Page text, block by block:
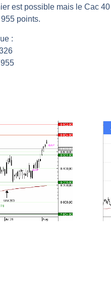
explosent en même temps
qui ralentit | Antoine
entier vacille en même
est possible mais le Cac
points.
: